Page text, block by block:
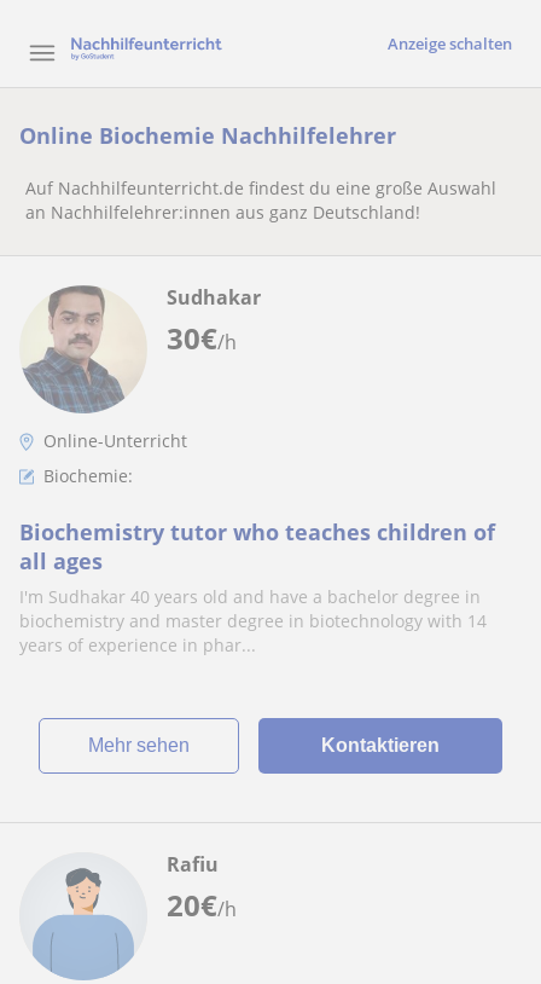
Anzeige schalten
Online Biochemie Nachhilfelehrer
Auf Nachhilfeunterricht.de findest du eine große Auswahl
an Nachhilfelehrer:innen aus ganz Deutschland!
30€/h
Sudhakar
Online-Unterricht
Biochemie:
Biochemistry tutor who teaches children of
all ages
I'm Sudhakar 40 years old and have a bachelor degree in
biochemistry and master degree in biotechnology with 14
years of experience in phar...
Mehr sehen Kontaktieren
20€/h
Rafiu